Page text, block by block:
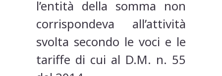
l’entità della somma non
corrispondeva all’attività
svolta secondo le voci e le
tariffe di cui al D.M. n. 55